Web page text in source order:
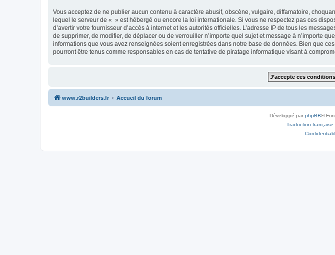
Vous acceptez de ne publier aucun contenu à caractère abusif, obscène, vulgaire, diffamatoire,
lequel le serveur de « » est hébergé ou encore la loi internationale. Si vous ne respectez pas ces
d’avertir votre fournisseur d’accès à internet et les autorités officielles. L’adresse IP de tous les
de supprimer, de modifier, de déplacer ou de verrouiller n’importe quel sujet et message à n’importe
informations que vous avez renseignées soient enregistrées dans notre base de données. Bien que
pourront être tenus comme responsables en cas de tentative de piratage informatique visant à
www.r2builders.fr Accueil du forum
Développé parphpBB®
Traduction française